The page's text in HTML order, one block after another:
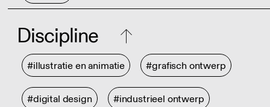
Discipline
#illustratie en animatie #grafisch ontwerp
#digital design #industrieel ontwerp